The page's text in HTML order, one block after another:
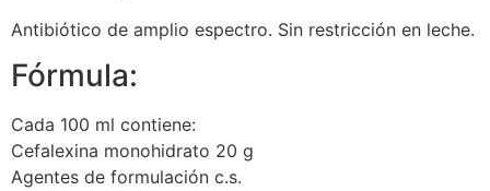
Antibiótico de amplio espectro. Sin restricción en leche.
Fórmula:
Cada 100 ml contiene:
Cefalexina monohidrato 20 g
Agentes de formulación c.s.